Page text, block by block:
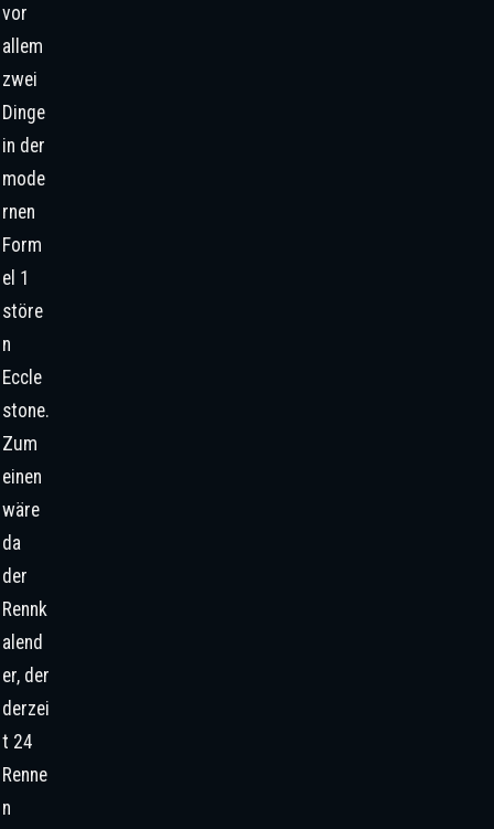
vor
allem
zwei
Dinge
in der
mode
rnen
Form
el 1
störe
n
Eccle
stone.
Zum
einen
wäre
da
der
Rennk
alend
er, der
derzei
t 24
Renne
n